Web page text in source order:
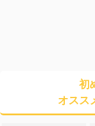
初
オスス